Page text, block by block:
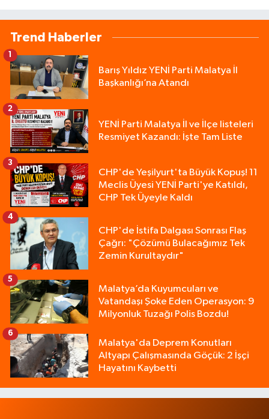
Trend Haberler
Barış Yıldız YENİ Parti Malatya İl
Başkanlığı’na Atandı
1
YENİ Parti Malatya İl ve İlçe listeleri
Resmiyet Kazandı: İşte Tam Liste
2
CHP'de Yeşilyurt'ta Büyük Kopuş! 11
Meclis Üyesi YENİ Parti'ye Katıldı,
CHP Tek Üyeyle Kaldı
3
CHP'de İstifa Dalgası Sonrası Flaş
Çağrı: "Çözümü Bulacağımız Tek
Zemin Kurultaydır"
4
Malatya’da Kuyumcuları ve
Vatandaşı Şoke Eden Operasyon: 9
Milyonluk Tuzağı Polis Bozdu!
5
Malatya'da Deprem Konutları
Altyapı Çalışmasında Göçük: 2 İşçi
Hayatını Kaybetti
6